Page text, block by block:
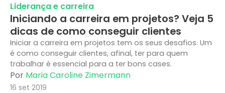
Liderança e carreira
Iniciando a carreira em projetos? Veja 5
dicas de como conseguir clientes
Iniciar a carreira em projetos tem os seus desafios. Um
é como conseguir clientes, afinal, ter para quem
trabalhar é essencial para a ter bons cases.
Por Maria Caroline Zimermann
16 set 2019